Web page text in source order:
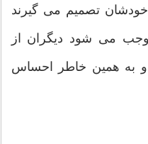
تصمیم می گیرند
موجب می شود دیگران از
و به همین خاطر احساس